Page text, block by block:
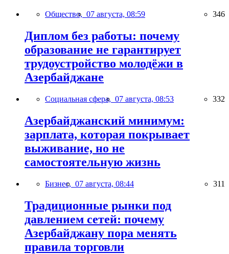
Общество, 07 августа, 08:59 346
Диплом без работы: почему
образование не гарантирует
трудоустройство молодёжи в
Азербайджане
Социальная сфера, 07 августа, 08:53 332
Азербайджанский минимум:
зарплата, которая покрывает
выживание, но не
самостоятельную жизнь
Бизнес, 07 августа, 08:44 311
Традиционные рынки под
давлением сетей: почему
Азербайджану пора менять
правила торговли